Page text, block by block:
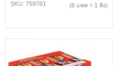
SKU: 759761 (8 แพค = 1 ลัง)